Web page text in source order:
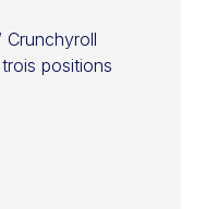
positions